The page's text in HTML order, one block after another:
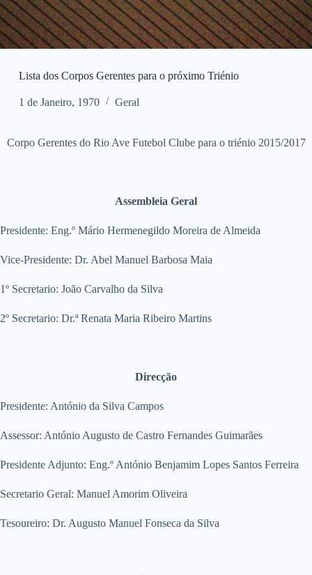
Lista dos Corpos Gerentes para o próximo Triénio
1 de Janeiro, 1970 Geral
Corpo Gerentes do Rio Ave Futebol Clube para o triénio 2015/2017
Assembleia Geral
Presidente: Eng.º Mário Hermenegildo Moreira de Almeida
Vice-Presidente: Dr. Abel Manuel Barbosa Maia
1º Secretario: João Carvalho da Silva
2º Secretario: Dr.ª Renata Maria Ribeiro Martins
Direcção
Presidente: António da Silva Campos
Assessor: António Augusto de Castro Fernandes Guimarães
Presidente Adjunto: Eng.º António Benjamim Lopes Santos Ferreira
Secretario Geral: Manuel Amorim Oliveira
Tesoureiro: Dr. Augusto Manuel Fonseca da Silva